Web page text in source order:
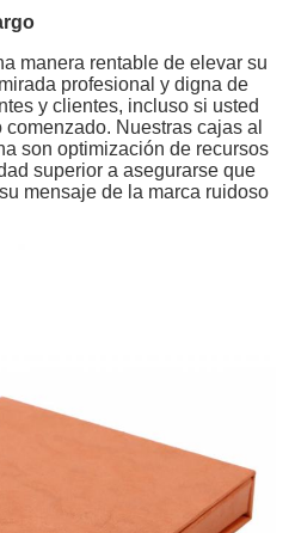
manera rentable de elevar su
profesional y digna de
y clientes, incluso si usted
Nuestras cajas al
son optimización de recursos
superior a asegurarse que
mensaje de la marca ruidoso